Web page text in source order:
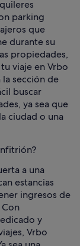
parking
que
durante su
propiedades,
viaje en Vrbo
sección de
buscar
ya sea que
ciudad o una
a una
estancias
ingresos de
y
Vrbo